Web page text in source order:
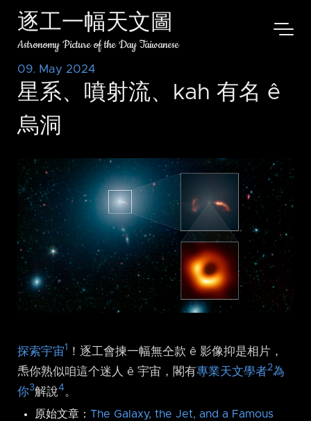
逐工一幅天文圖
Astronomy Picture of the Day Taiwanese
09. May 2024
星系、噴射流、kah 有名 ê
烏洞
探索宇宙1
！逐工會揀一幅無仝款 ê 影像抑是相片，
𤆬你熟似咱這个迷人 ê 宇宙，閣有專業天文學者2為
你3解說4
原始文章： The Galaxy, the Jet, and a Famous